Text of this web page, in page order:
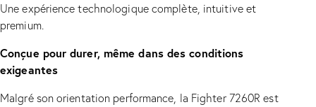
Une expérience technologique complète, intuitive et
premium.
Conçue pour durer, même dans des conditions
exigeantes
Malgré son orientation performance, la Fighter 7260R est